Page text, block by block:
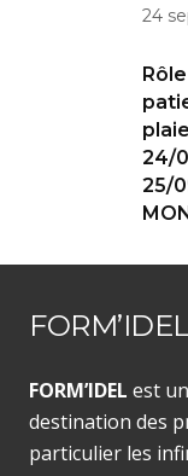
24
24/
25/
FORM’IDEL
FORM’IDEL est
destination des
particulier les